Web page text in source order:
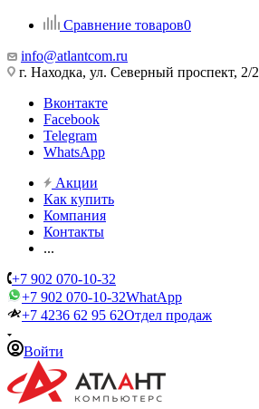
Сравнение товаров0
info@atlantcom.ru
г. Находка, ул. Северный проспект, 2/2
Вконтакте
Facebook
Telegram
WhatsApp
Акции
Как купить
Компания
Контакты
...
+7 902 070-10-32
+7 902 070-10-32WhatApp
+7 4236 62 95 62Отдел продаж
Войти